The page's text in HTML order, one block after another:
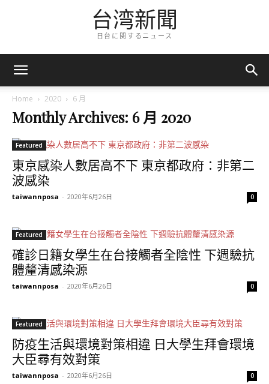
台湾新聞
日台に関するニュース
Home 2020 6 月
Monthly Archives: 6 月 2020
Featured
東京感染人數居高不下 東京都政府：非第二
波感染
taiwannposa - 2020年6月26日 0
Featured
確診日籍女學生在台接觸者全陰性 下週驗抗
體釐清感染源
taiwannposa - 2020年6月26日 0
Featured
防疫生活與環境對策相違 日大學生拜會環境
大臣尋有效對策
taiwannposa - 2020年6月26日 0